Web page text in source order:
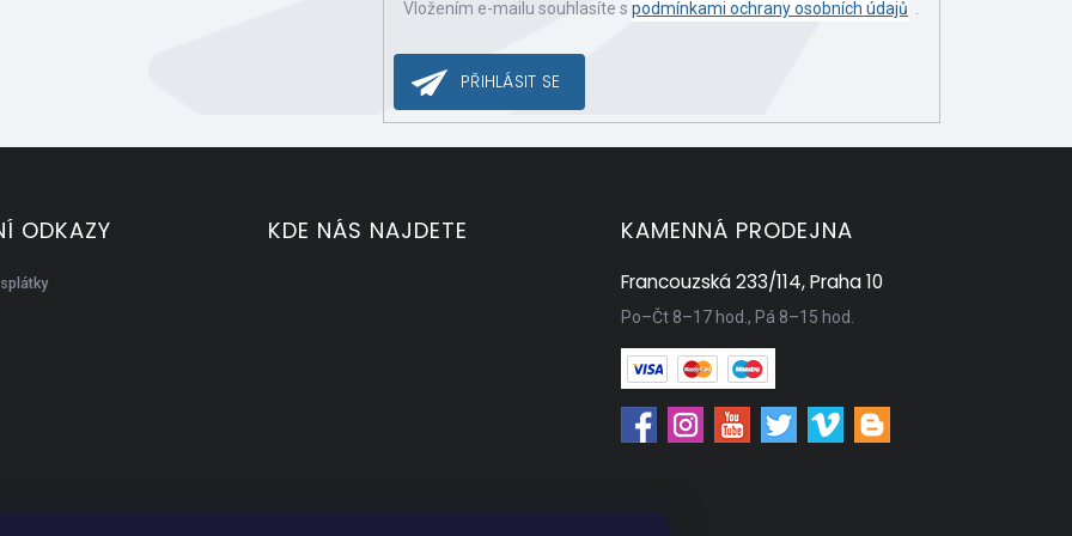
Vložením e-mailu souhlasíte s podmínkami ochrany osobních údajů
PŘIHLÁSIT SE
ODKAZY KDE NÁS NAJDETE KAMENNÁ PRODEJNA
Francouzská 233/114, Praha 10
Po–Čt 8–17 hod., Pá 8–15 hod.